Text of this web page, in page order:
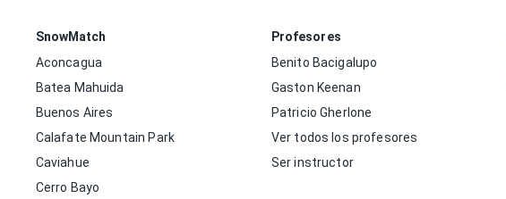
SnowMatch
Aconcagua
Batea Mahuida
Buenos Aires
Calafate Mountain Park
Caviahue
Cerro Bayo
Profesores
Benito Bacigalupo
Gaston Keenan
Patricio Gherlone
Ver todos los profesores
Ser instructor